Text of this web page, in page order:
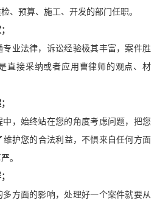
、预算、施工、开发的部门任职。
业法律，诉讼经验极其丰富，案件胜
直接采纳或者应用曹律师的观点、材
，始终站在您的角度考虑问题，把您
护您的合法利益，不惧来自任何方面
。
方面的影响，处理好一个案件就要从